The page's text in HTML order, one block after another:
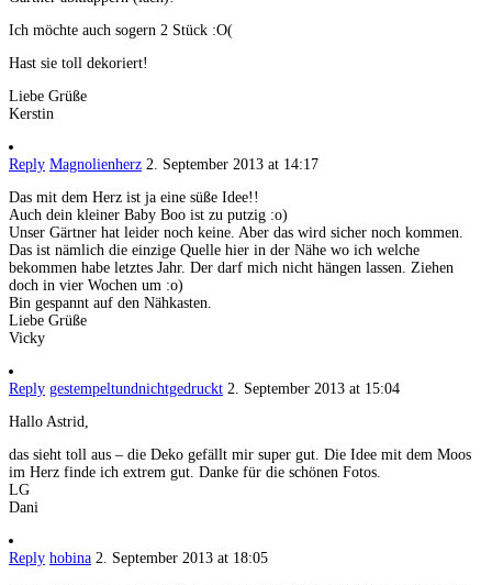
Ich möchte auch sogern 2 Stück :O(
Hast sie toll dekoriert!
Liebe Grüße
Kerstin
Reply Magnolienherz 2. September 2013 at 14:17
Das mit dem Herz ist ja eine süße Idee!!
Auch dein kleiner Baby Boo ist zu putzig :o)
Unser Gärtner hat leider noch keine. Aber das wird sicher noch kommen.
Das ist nämlich die einzige Quelle hier in der Nähe wo ich welche
bekommen habe letztes Jahr. Der darf mich nicht hängen lassen. Ziehen
doch in vier Wochen um :o)
Bin gespannt auf den Nähkasten.
Liebe Grüße
Vicky
Reply gestempeltundnichtgedruckt 2. September 2013 at 15:04
Hallo Astrid,
das sieht toll aus – die Deko gefällt mir super gut. Die Idee mit dem Moos
im Herz finde ich extrem gut. Danke für die schönen Fotos.
LG
Dani
Reply hobina 2. September 2013 at 18:05